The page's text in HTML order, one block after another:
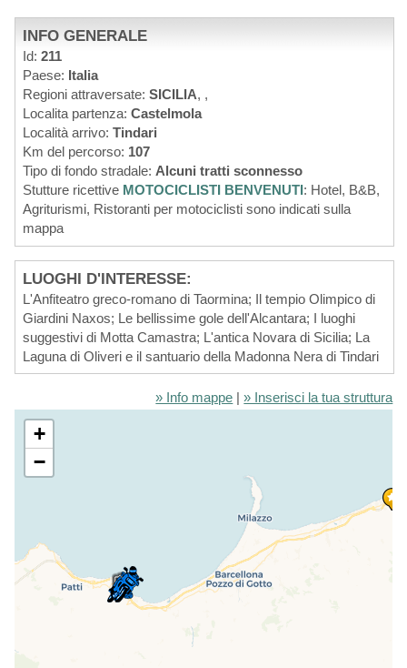
INFO GENERALE
Id: 211
Paese: Italia
Regioni attraversate: SICILIA, ,
Localita partenza: Castelmola
Località arrivo: Tindari
Km del percorso: 107
Tipo di fondo stradale: Alcuni tratti sconnesso
Stutture ricettive MOTOCICLISTI BENVENUTI: Hotel, B&B,
Agriturismi, Ristoranti per motociclisti sono indicati sulla
mappa
LUOGHI D'INTERESSE:
L'Anfiteatro greco-romano di Taormina; Il tempio Olimpico di
Giardini Naxos; Le bellissime gole dell'Alcantara; I luoghi
suggestivi di Motta Camastra; L'antica Novara di Sicilia; La
Laguna di Oliveri e il santuario della Madonna Nera di Tindari
» Info mappe |» Inserisci la tua struttura
+
−